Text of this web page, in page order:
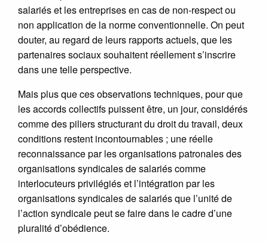
salariés et les entreprises en cas de non-respect ou
non application de la norme conventionnelle. On peut
douter, au regard de leurs rapports actuels, que les
partenaires sociaux souhaitent réellement s’inscrire
dans une telle perspective.
Mais plus que ces observations techniques, pour que
les accords collectifs puissent être, un jour, considérés
comme des piliers structurant du droit du travail, deux
conditions restent incontournables ; une réelle
reconnaissance par les organisations patronales des
organisations syndicales de salariés comme
interlocuteurs privilégiés et l’intégration par les
organisations syndicales de salariés que l’unité de
l’action syndicale peut se faire dans le cadre d’une
pluralité d’obédience.